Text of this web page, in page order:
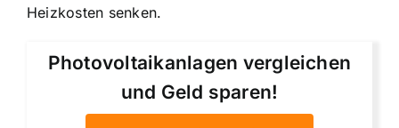
Heizkosten senken.
Photovoltaikanlagen vergleichen
und Geld sparen!